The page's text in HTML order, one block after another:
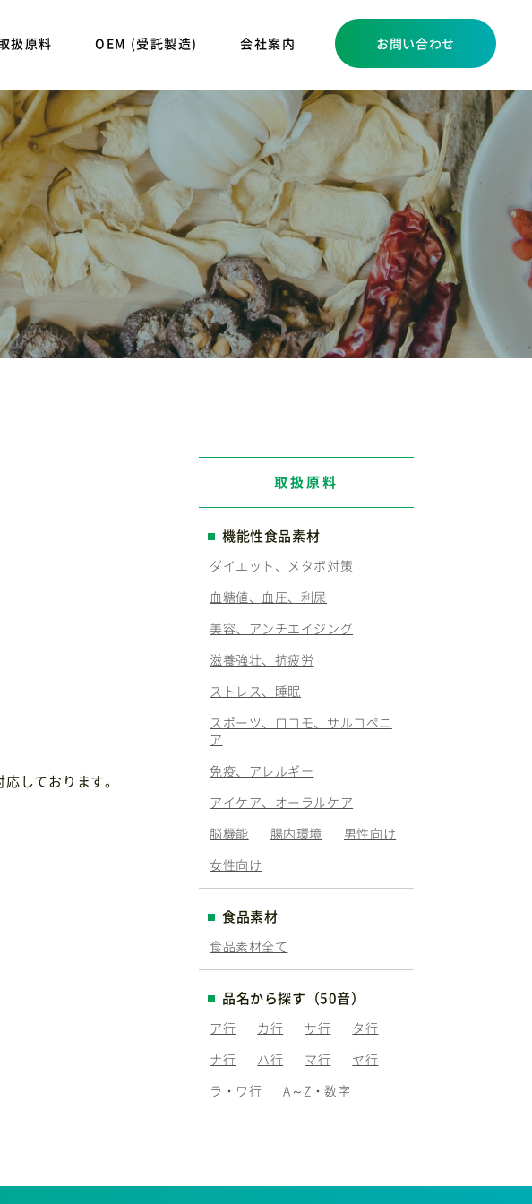
扱原料 OEM (受託製造) 会社案内 お問い合わせ
しております。
取扱原料
機能性食品素材
ダイエット、メタボ対策
血糖値、血圧、利尿
美容、アンチエイジング
滋養強壮、抗疲労
ストレス、睡眠
スポーツ、ロコモ、サルコペニ
ア
免疫、アレルギー
アイケア、オーラルケア
脳機能
腸内環境
男性向け
女性向け
食品素材
食品素材全て
品名から探す（50音）
ア行 カ行 サ行
タ行
ナ行
ハ行 マ行
ヤ行
ラ・ワ行
A～Z・数字